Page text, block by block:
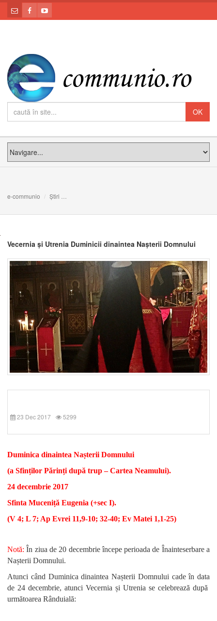
e-communio Știri
Vecernia și Utrenia Duminicii dinaintea Nașterii Domnului
23 Dec 2017 5299
Duminica dinaintea Nașterii Domnului
(a Sfinților Părinți după trup – Cartea Neamului).
24 decembrie 2017
Sfinta Muceniță Eugenia (+sec I).
(V 4; L 7; Ap Evrei 11,9-10; 32-40; Ev Matei 1,1-25)
Notă: În ziua de 20 decembrie începe perioada de Înainteserbare a
Nașterii Domnului.
Atunci când Duminica dinaintea Nașterii Domnului cade în data
de 24 decembrie, atunci Vecernia și Utrenia se celebrează după
următoarea Rânduială: